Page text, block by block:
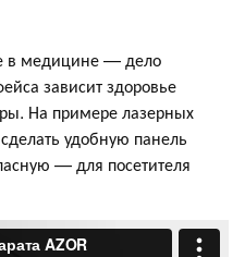
в медицине — дело
зависит здоровье
На примере лазерных
удобную панель
— для посетителя